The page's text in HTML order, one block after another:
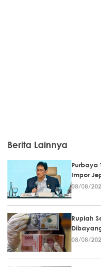
Berita Lainnya
Purbaya
Impor
08/08/
Rupiah
08/08/